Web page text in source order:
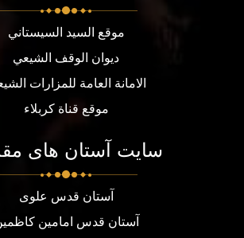
موقع السيد السيستاني
ديوان الوقف الشيعي
الامانة العامة للمزارات
موقع قناة كربلاء
سایت آستان های
آستان قدس علوی
آستان قدس امامین